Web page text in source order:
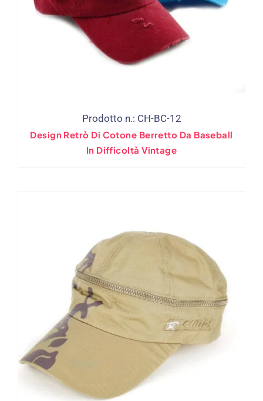
Prodotto n.: CH-BC-12
Design Retrò Di Cotone Berretto Da Baseball
In Difficoltà Vintage